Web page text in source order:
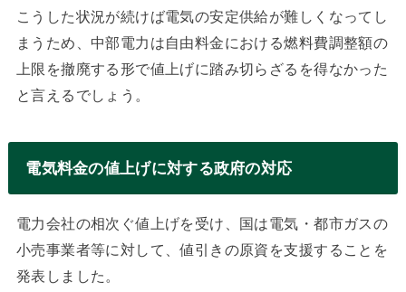
こうした状況が続けば電気の安定供給が難しくなってし
まうため、中部電力は自由料金における燃料費調整額の
上限を撤廃する形で値上げに踏み切らざるを得なかった
と言えるでしょう。
電気料金の値上げに対する政府の対応
電力会社の相次ぐ値上げを受け、国は電気・都市ガスの
小売事業者等に対して、値引きの原資を支援することを
発表しました。